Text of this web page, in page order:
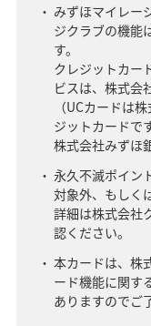
みずほマイレー
ジクラブの機能
す。
クレジットカー
ビスは、株式会
（UCカードは
ジットカードで
株式会社みずほ
永久不滅ポイン
対象外、もしく
詳細は株式会社
認ください。
本カードは、株
ード機能に関す
ありますのでご